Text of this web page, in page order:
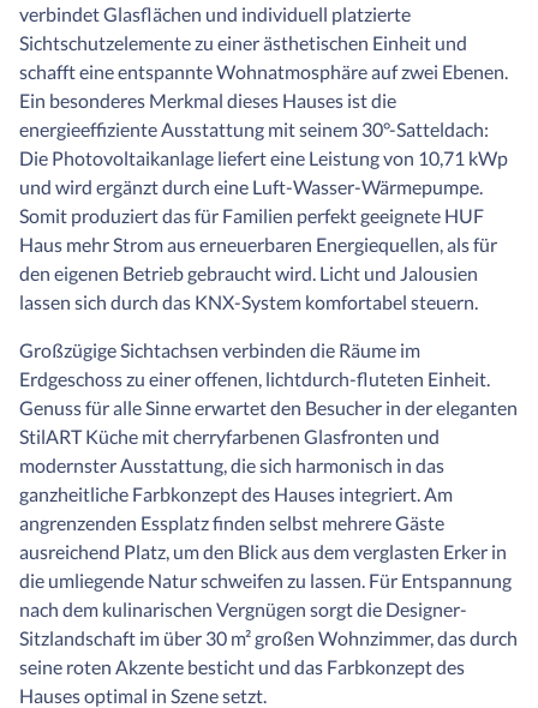
verbindet Glasflächen und individuell platzierte
Sichtschutzelemente zu einer ästhetischen Einheit und
schafft eine entspannte Wohnatmosphäre auf zwei Ebenen.
Ein besonderes Merkmal dieses Hauses ist die
energieeffiziente Ausstattung mit seinem 30°-Satteldach:
Die Photovoltaikanlage liefert eine Leistung von 10,71 kWp
und wird ergänzt durch eine Luft-Wasser-Wärmepumpe.
Somit produziert das für Familien perfekt geeignete HUF
Haus mehr Strom aus erneuerbaren Energiequellen, als für
den eigenen Betrieb gebraucht wird. Licht und Jalousien
lassen sich durch das KNX-System komfortabel steuern.
Großzügige Sichtachsen verbinden die Räume im
Erdgeschoss zu einer offenen, lichtdurch-fluteten Einheit.
Genuss für alle Sinne erwartet den Besucher in der eleganten
StilART Küche mit cherryfarbenen Glasfronten und
modernster Ausstattung, die sich harmonisch in das
ganzheitliche Farbkonzept des Hauses integriert. Am
angrenzenden Essplatz finden selbst mehrere Gäste
ausreichend Platz, um den Blick aus dem verglasten Erker in
die umliegende Natur schweifen zu lassen. Für Entspannung
nach dem kulinarischen Vergnügen sorgt die Designer-
Sitzlandschaft im über 30 m² großen Wohnzimmer, das durch
seine roten Akzente besticht und das Farbkonzept des
Hauses optimal in Szene setzt.